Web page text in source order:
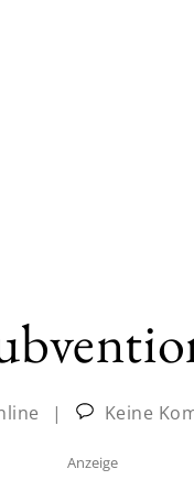
| Keine
Anzeige